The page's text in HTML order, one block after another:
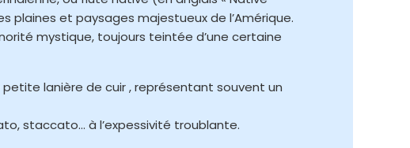
plaines et paysages majestueux de l’Amérique.
mystique, toujours teintée d’une certaine
lanière de cuir , représentant souvent un
staccato… à l’expessivité troublante.